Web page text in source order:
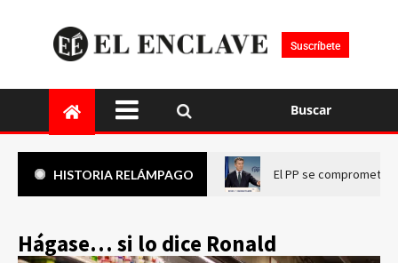
Suscríbete
Buscar
HISTORIA RELÁMPAGO El PP se compromete
Hágase… si lo dice Ronald